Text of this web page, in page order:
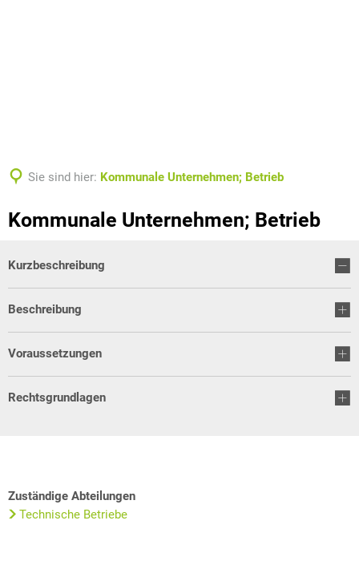
Sie sind hier: Kommunale Unternehmen; Betrieb
Kommunale Unternehmen; Betrieb
Kurzbeschreibung
Beschreibung
Voraussetzungen
Rechtsgrundlagen
Zuständige Abteilungen
Technische Betriebe